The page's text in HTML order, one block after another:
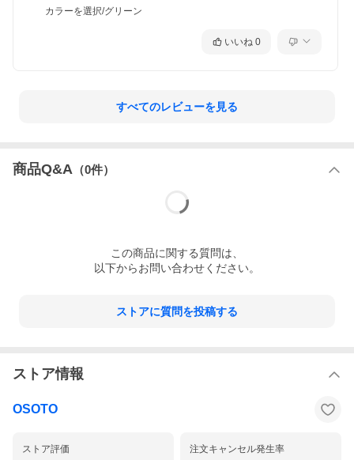
カラーを選択/グリーン
いいね 0
すべてのレビューを見る
商品Q&A （0件）
この商品に関する質問は、
以下からお問い合わせください。
ストアに質問を投稿する
ストア情報
OSOTO
ストア評価 注文キャンセル発生率